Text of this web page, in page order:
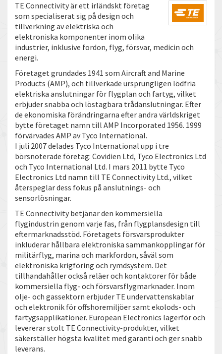
TE Connectivity är ett irländskt företag
som specialiserat sig på design och
tillverkning av elektriska och
elektroniska komponenter inom olika
industrier, inklusive fordon, flyg, försvar, medicin och
energi.
Företaget grundades 1941 som Aircraft and Marine
Products (AMP), och tillverkade ursprungligen lödfria
elektriska anslutningar för flygplan och fartyg, vilket
erbjuder snabba och löstagbara trådanslutningar. Efter
de ekonomiska förändringarna efter andra världskriget
bytte företaget namn till AMP Incorporated 1956. 1999
förvärvades AMP av Tyco International.
I juli 2007 delades Tyco International upp i tre
börsnoterade företag: Covidien Ltd, Tyco Electronics Ltd
och Tyco International Ltd. I mars 2011 bytte Tyco
Electronics Ltd namn till TE Connectivity Ltd., vilket
återspeglar dess fokus på anslutnings- och
sensorlösningar.
TE Connectivity betjänar den kommersiella
flygindustrin genom varje fas, från flygplansdesign till
eftermarknadsstöd. Företagets försvarsprodukter
inkluderar hållbara elektroniska sammankopplingar för
militärflyg, marina och markfordon, såväl som
elektroniska krigföring och rymdsystem. Det
tillhandahåller också reläer och kontaktorer för både
kommersiella flyg- och försvarsflygmarknader. Inom
olje- och gassektorn erbjuder TE undervattenskablar
och elektronik för offshoremiljöer samt ekolods- och
fartygsapplikationer. European Electronics lagerför och
levererar stolt TE Connectivity-produkter, vilket
säkerställer högsta kvalitet med garanti och ger snabb
leverans.